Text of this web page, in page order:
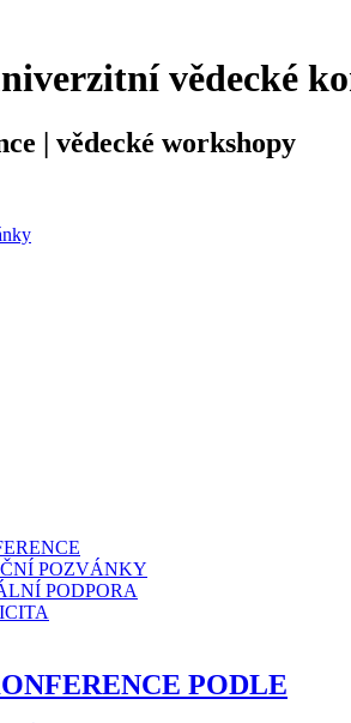
vědecké
| vědecké workshopy
POZVÁNKY
PODPORA
PODLE